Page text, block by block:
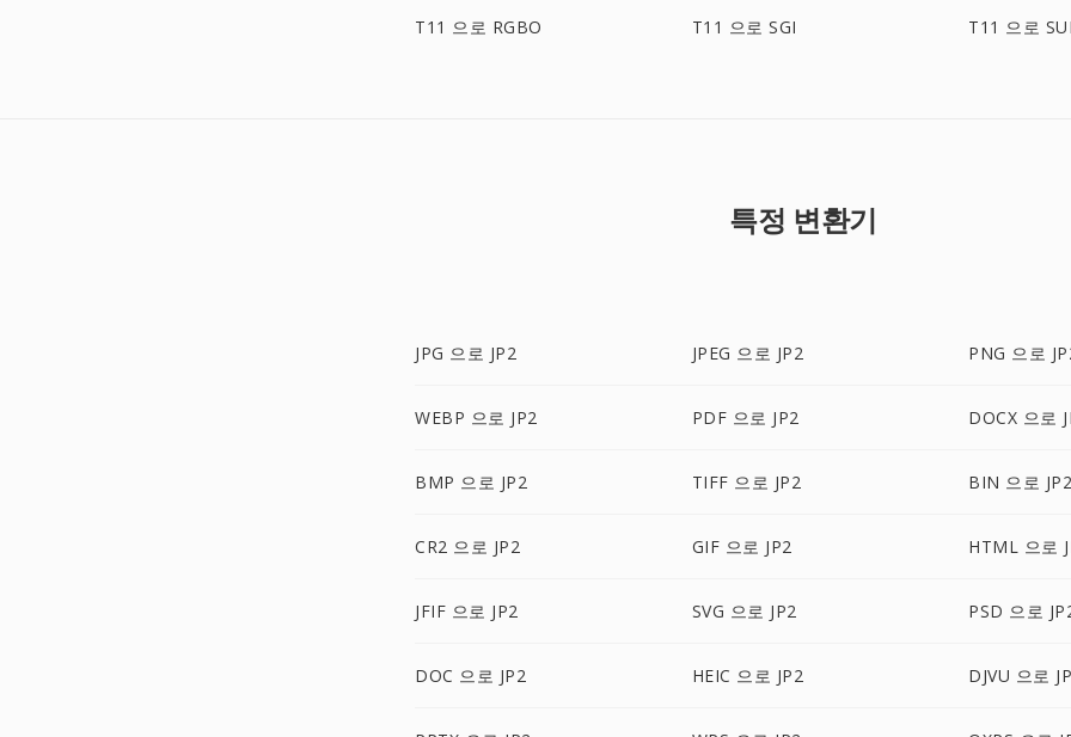
T11 으로 RGBO T11 으로 SGI T11 으로
특정 변환기
JPG 으로 JP2 JPEG 으로 JP2 PNG 으로
WEBP 으로 JP2 PDF 으로 JP2 DOCX 으로
BMP 으로 JP2 TIFF 으로 JP2 BIN 으로 JP2
CR2 으로 JP2 GIF 으로 JP2 HTML 으로
JFIF 으로 JP2 SVG 으로 JP2 PSD 으로
DOC 으로 JP2 HEIC 으로 JP2 DJVU 으로